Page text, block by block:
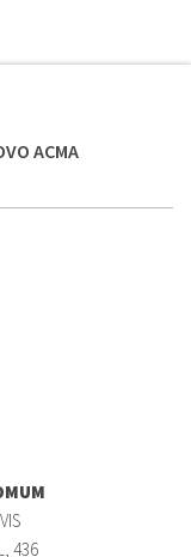
ACMA
436